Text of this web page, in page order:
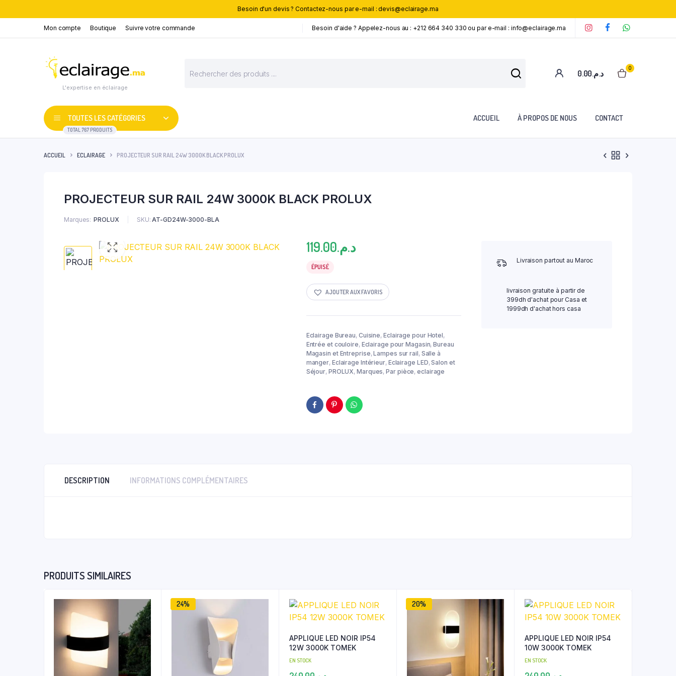
Besoin d'un devis ? Contactez-nous par e-mail : devis@eclairage.ma
Mon compte Boutique Suivre votre commande Besoin d'aide ? Appelez-nous au : +212 664 340 330 ou par e-mail : info@eclairage.ma
L'expertise en éclairage
de
produits
د.م.0.00
0
TOUTES LES CATÉGORIES
TOTAL 767 PRODUITS
ACCUEIL À PROPOS DE NOUS CONTACT
ACCUEIL ECLAIRAGE PROJECTEUR SUR RAIL 24W 3000K BLACK PROLUX
PROJECTEUR SUR RAIL 24W 3000K BLACK PROLUX
Marques PROLUX SKU: AT-GD24W-3000-BLA
د.م.119.00
ÉPUISÉ
AJOUTER AUX FAVORIS
Eclairage Bureau, Cuisine, Eclairage pour Hotel,
Entrée et couloire, Eclairage pour Magasin,Bureau
Magasin et Entreprise,Lampes sur rail, Salle à
manger, Eclairage Intérieur, Eclairage LED,Salon et
Séjour, PROLUX,Marques,Par pièce,eclairage
Livraison partout au Maroc
livraison gratuite à partir de
399dh d'achat pour Casa et
1999dh d'achat hors casa
DESCRIPTION INFORMATIONS COMPLÉMENTAIRES
PRODUITS SIMILAIRES
24%
APPLIQUE LED NOIR IP54
12W 3000K TOMEK
EN STOCK
20%
APPLIQUE LED NOIR IP54
10W 3000K TOMEK
EN STOCK